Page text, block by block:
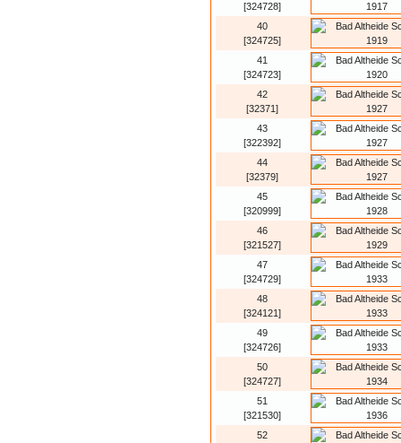
[324728]
40
[324725]
41
[324723]
42
[32371]
43
[322392]
44
[32379]
45
[320999]
46
[321527]
47
[324729]
48
[324121]
49
[324726]
50
[324727]
51
[321530]
52